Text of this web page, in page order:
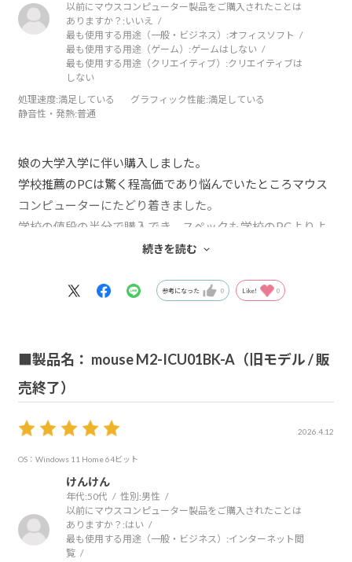
以前にマウスコンピューター製品をご購入されたことは
ありますか？: いいえ
最も使用する用途（一般・ビジネス）:オフィスソフト
最も使用する用途（ゲーム）:ゲームはしない
最も使用する用途（クリエイティブ）:クリエイティブは
しない
処理速度:満足している グラフィック性能:満足している
静音性・発熱:普通
娘の大学入学に伴い購入しました。
学校推薦のPCは驚く程高価であり悩んでいたところマウス
コンピューターにたどり着きました。
学校の値段の半分で購入でき、スペックも学校のPCよりよ
かったので即購入し、始業までに到着し大変助かりまし
続きを読む
参考になった 0 Like! 0
■製品名： mouse M2-ICU01BK-A（旧モデル / 販
売終了）
2026.4.12
OS：Windows 11 Home 64ビット
けんけん
年代:50代 性別:男性
以前にマウスコンピューター製品をご購入されたことは
ありますか？:はい
最も使用する用途（一般・ビジネス）:インターネット閲
覧